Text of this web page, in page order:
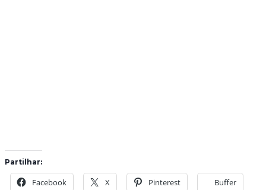
Partilhar:
Facebook X Pinterest Buffer